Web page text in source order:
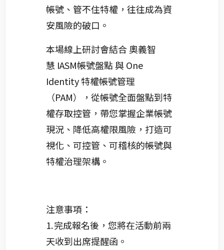
帳號、管不住特權，往往成為資
安風險的破口。
本場線上研討會結合奧義智
慧 IASM帳號盤點與One
Identity特權帳號管理
（PAM），從帳號全面盤點到特
權存取控管，帶您掌握企業帳號
現況、降低高權限風險，打造可
視化、可控管、可稽核的帳號與
特權治理架構。
注意事項：
1.完成報名後，您將在活動前兩
天收到出席提醒函 。